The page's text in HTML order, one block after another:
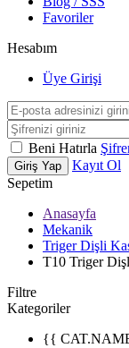
Favoriler
Hesabım
Üye Girişi
Beni Hatırla
Giriş Yap
Kayıt Ol
Sepetim
Anasayfa
Mekanik
Triger Dişli
T10 Triger
Filtre
Kategoriler
{{